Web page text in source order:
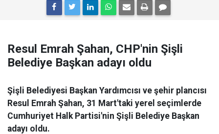
Resul Emrah Şahan, CHP'nin Şişli
Belediye Başkan adayı oldu
Şişli Belediyesi Başkan Yardımcısı ve şehir plancısı
Resul Emrah Şahan, 31 Mart'taki yerel seçimlerde
Cumhuriyet Halk Partisi'nin Şişli Belediye Başkan
adayı oldu.